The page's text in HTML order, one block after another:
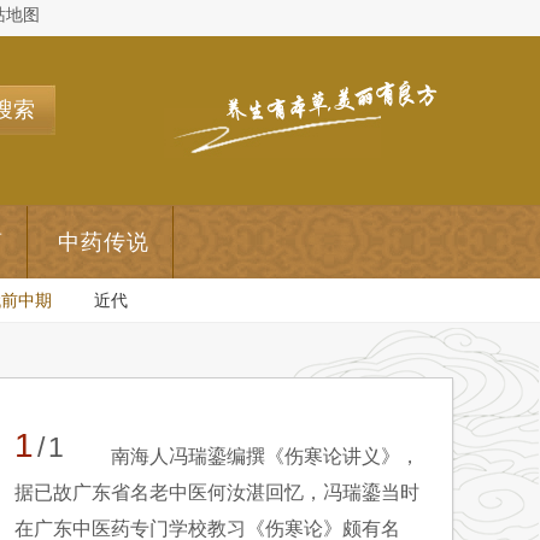
地图
索
中药传说
中期 近代
南海人冯瑞鎏编撰《伤寒论讲义》，
据已故广东省名老中医何汝湛回忆，冯瑞鎏当时
在广东中医药专门学校教习《伤寒论》颇有名
1/1